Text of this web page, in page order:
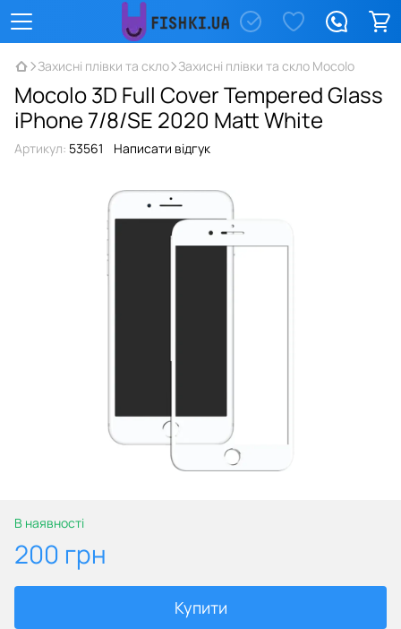
Захисні плівки та скло Захисні плівки та скло Mocolo
Mocolo 3D Full Cover Tempered Glass
iPhone 7/8/SE 2020 Matt White
Артикул: 53561 Написати відгук
В наявності
200 грн
Купити